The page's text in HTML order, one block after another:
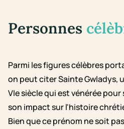
Personnes
Parmi les figures célèbres
on peut citer Sainte Gwladys,
VIe siècle qui est vénérée
son impact sur l'histoire
Bien que ce prénom ne soit